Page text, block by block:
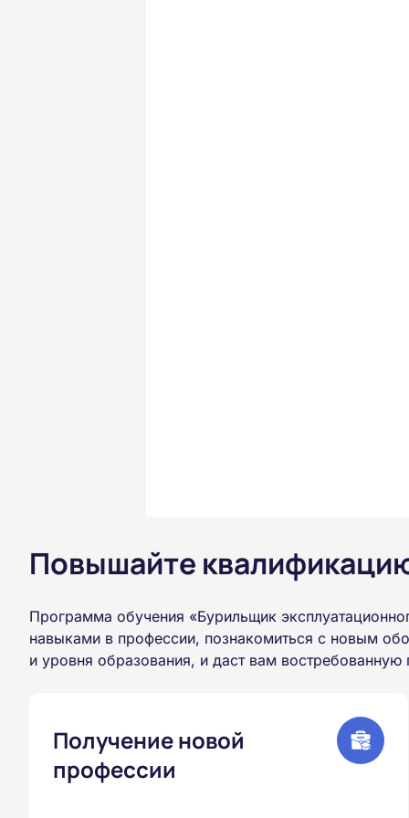
Повышайте
Программа обучения «Бурильщик
навыками в профессии, познакомиться с новым
и уровня образования, и даст вам
Получение новой
профессии